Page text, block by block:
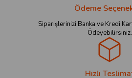
Ödeme
Siparişlerinizi Banka ve Kredi
Ödeyebilirsiniz.
Hızlı